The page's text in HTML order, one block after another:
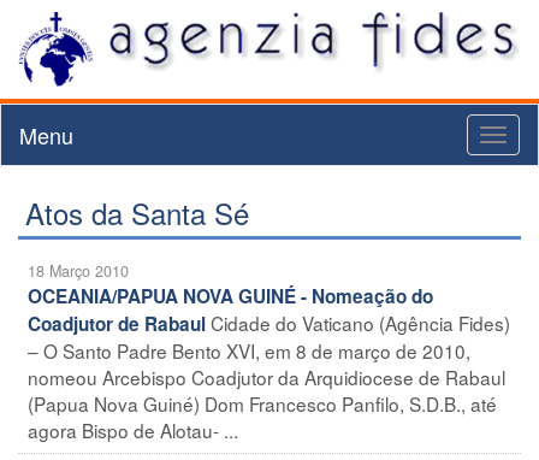
Menu
Atos da Santa Sé
18 Março 2010
OCEANIA/PAPUA NOVA GUINÉ - Nomeação do
Coadjutor de RabaulCidade do Vaticano (Agência Fides)
– O Santo Padre Bento XVI, em 8 de março de 2010,
nomeou Arcebispo Coadjutor da Arquidiocese de Rabaul
(Papua Nova Guiné) Dom Francesco Panfilo, S.D.B., até
agora Bispo de Alotau- ...